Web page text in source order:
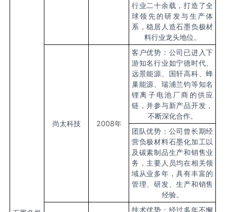
行业二十余载，打造了全
球领先的研发与生产体
系，稳居人造石墨负极材
料行业龙头地位。
尚太科技 2008年
客户优势：公司已进入下
游知名行业如宁德时代、
远景能源、国轩高科、蜂
巢能源、瑞浦兰钧等知名
锂离子电池厂商的供应
链，并参与新产品开发，
不断深化合作。
团队优势：公司曾长期经
营负极材料石墨化加工以
及碳素制品生产和销售业
务，主要人员均在相关领
域从业多年，具有丰富的
管理、研发、生产和销售
经验。
技术优势：经过多年不懈